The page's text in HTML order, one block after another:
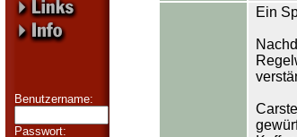
Benutzername:
Passwort:
Ein